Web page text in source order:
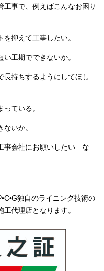
事で、例えばこんなお困り
抑えて工事したい。
工期でできないか。
長持ちするようにしてほし
ている。
いか。
事会社にお願いしたい な
独自のライニング技術の
代理店となります。